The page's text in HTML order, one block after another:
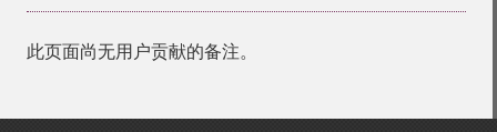
此页面尚无用户贡献的备注。